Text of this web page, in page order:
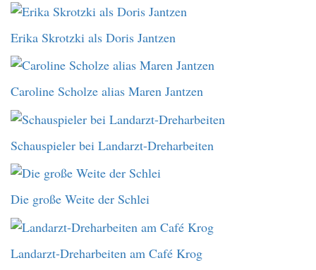
Erika Skrotzki als Doris Jantzen
Caroline Scholze alias Maren Jantzen
Schauspieler bei Landarzt-Dreharbeiten
Die große Weite der Schlei
Landarzt-Dreharbeiten am Café Krog